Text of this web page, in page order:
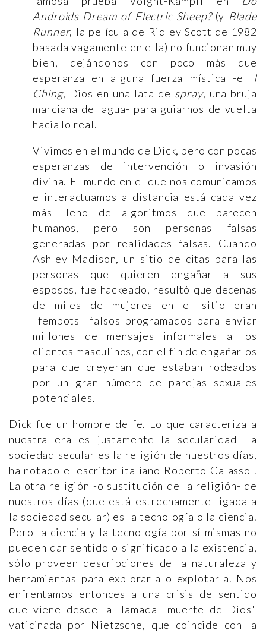
Androids Dream of Electric Sheep?(y Blade
Runner, la película de Ridley Scott de 1982
basada vagamente en ella) no funcionan muy
bien, dejándonos con poco más que
esperanza en alguna fuerza mística -el I
Ching, Dios en una lata de spray, una bruja
marciana del agua- para guiarnos de vuelta
hacia lo real.
Vivimos en el mundo de Dick, pero con pocas
esperanzas de intervención o invasión
divina. El mundo en el que nos comunicamos
e interactuamos a distancia está cada vez
más lleno de algoritmos que parecen
humanos, pero son personas falsas
generadas por realidades falsas. Cuando
Ashley Madison, un sitio de citas para las
personas que quieren engañar a sus
esposos, fue hackeado, resultó que decenas
de miles de mujeres en el sitio eran
"fembots" falsos programados para enviar
millones de mensajes informales a los
clientes masculinos, con el fin de engañarlos
para que creyeran que estaban rodeados
por un gran número de parejas sexuales
potenciales.
Dick fue un hombre de fe. Lo que caracteriza a
nuestra era es justamente la secularidad -la
sociedad secular es la religión de nuestros días,
ha notado el escritor italiano Roberto Calasso-.
La otra religión -o sustitución de la religión- de
nuestros días (que está estrechamente ligada a
la sociedad secular) es la tecnología o la ciencia.
Pero la ciencia y la tecnología por sí mismas no
pueden dar sentido o significado a la existencia,
sólo proveen descripciones de la naturaleza y
herramientas para explorarla o explotarla. Nos
enfrentamos entonces a una crisis de sentido
que viene desde la llamada "muerte de Dios"
vaticinada por Nietzsche, que coincide con la